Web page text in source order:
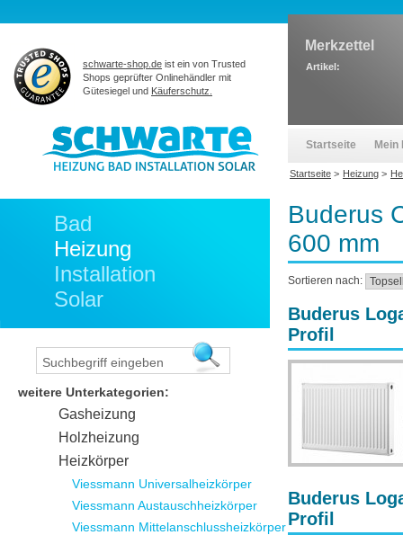
Buderus
600 mm
Sortieren nach:
Buderus
Profil
Buderus
Profil
Bad
Heizung
Installation
Solar
weitere Unterkategorien:
Gasheizung
Holzheizung
Heizkörper
Viessmann Universalheizkörper
Viessmann Austauschheizkörper
Viessmann Mittelanschlussheizkörper
schwarte-shop.de ist ein von Trusted
Shops geprüfter Onlinehändler mit
Gütesiegel und Käuferschutz.
Merkzettel
Artikel:
Startseite Mein
Startseite > Heizung >